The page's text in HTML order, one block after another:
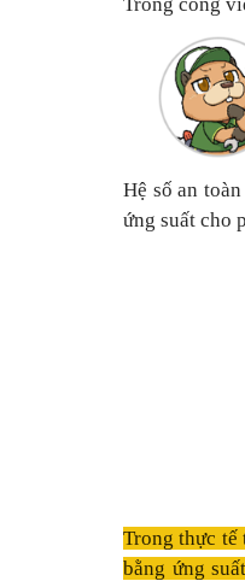
Hệ số an
ứng suất cho
Trong thực tế
bằng ứng